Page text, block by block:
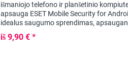
išmaniojo telefono ir planšetinio
apsauga ESET Mobile Security for
idealus saugumo sprendimas,
mobiliuosius įrenginius nuo kibernetinių
iš 9,90 € *